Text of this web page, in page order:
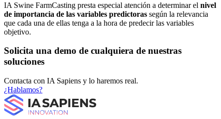
IA Swine FarmCasting presta especial atención a determinar el nivel
de importancia de las variables predictoras según la relevancia
que cada una de ellas tenga a la hora de predecir las variables
objetivo.
Solicita una demo de cualquiera de nuestras
soluciones
Contacta con IA Sapiens y lo haremos real.
¿Hablamos?